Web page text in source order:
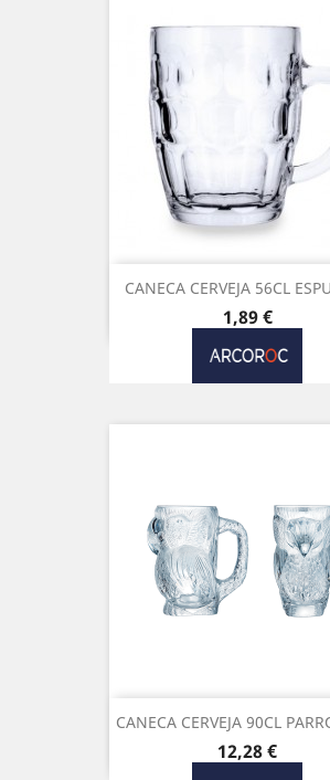
CANECA CERVEJA 56CL
Preço
1,89 €
CANECA CERVEJA 90CL
Preço
12,28 €